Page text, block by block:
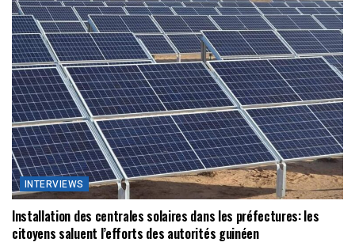
INTERVIEWS
Installation des centrales solaires dans les préfectures: les
citoyens saluent l’efforts des autorités guinéen